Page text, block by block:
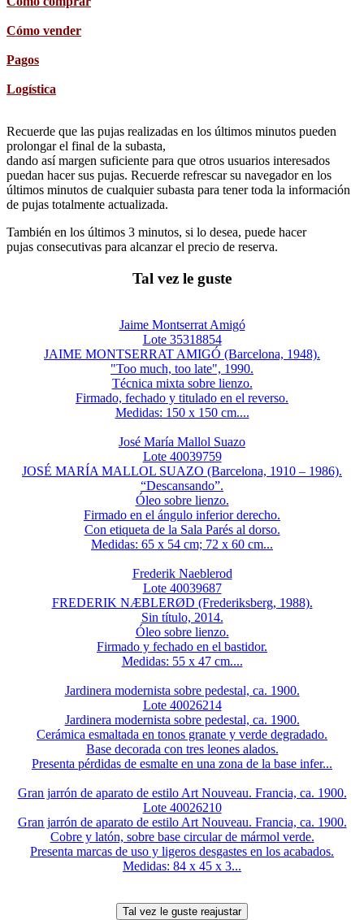
Cómo vender
Pagos
Logística
Recuerde que las pujas realizadas en los últimos minutos pueden
prolongar el final de la subasta,
dando así margen suficiente para que otros usuarios interesados
puedan hacer sus pujas. Recuerde refrescar su navegador en los
últimos minutos de cualquier subasta para tener toda la información
de pujas totalmente actualizada.
También en los últimos 3 minutos, si lo desea, puede hacer
pujas consecutivas para alcanzar el precio de reserva.
Tal vez le guste
Jaime Montserrat Amigó
Lote 35318854
JAIME MONTSERRAT AMIGÓ (Barcelona, 1948).
"Too much, too late", 1990.
Técnica mixta sobre lienzo.
Firmado, fechado y titulado en el reverso.
Medidas: 150 x 150 cm....
José María Mallol Suazo
Lote 40039759
JOSÉ MARÍA MALLOL SUAZO (Barcelona, 1910 – 1986).
“Descansando”.
Óleo sobre lienzo.
Firmado en el ángulo inferior derecho.
Con etiqueta de la Sala Parés al dorso.
Medidas: 65 x 54 cm; 72 x 60 cm...
Frederik Naeblerod
Lote 40039687
FREDERIK NÆBLERØD (Frederiksberg, 1988).
Sin título, 2014.
Óleo sobre lienzo.
Firmado y fechado en el bastidor.
Medidas: 55 x 47 cm....
Jardinera modernista sobre pedestal, ca. 1900.
Lote 40026214
Jardinera modernista sobre pedestal, ca. 1900.
Cerámica esmaltada en tonos granate y verde degradado.
Base decorada con tres leones alados.
Presenta pérdidas de esmalte en una zona de la base infer...
Gran jarrón de aparato de estilo Art Nouveau. Francia, ca. 1900.
Lote 40026210
Gran jarrón de aparato de estilo Art Nouveau. Francia, ca. 1900.
Cobre y latón, sobre base circular de mármol verde.
Presenta marcas de uso y ligeros desgastes en los acabados.
Medidas: 84 x 45 x 3...